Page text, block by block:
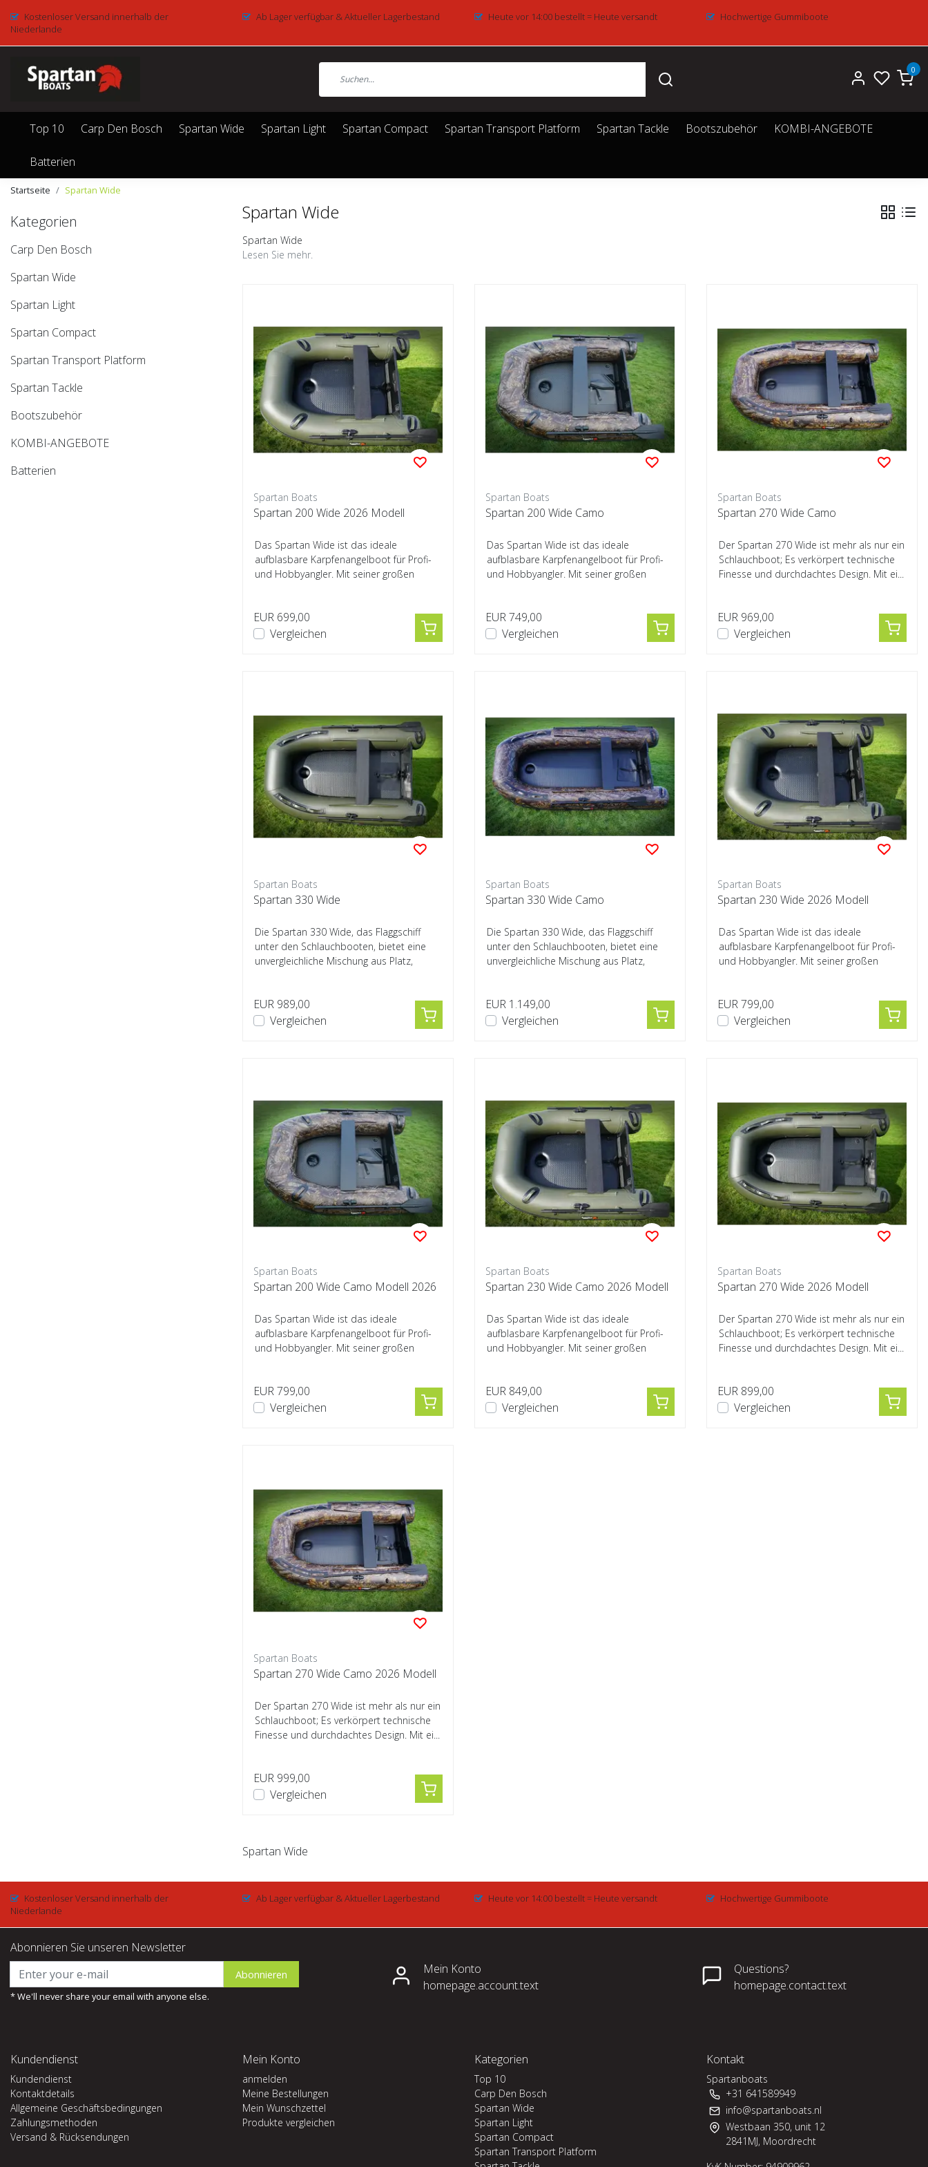
Kostenloser Versand innerhalb der
Niederlande
Ab Lager verfügbar & Aktueller Lagerbestand Heute vor 14:00 bestellt = Heute versandt Hochwertige Gummiboote
0
Top 10 Carp Den Bosch Spartan Wide Spartan Light Spartan Compact Spartan Transport Platform Spartan Tackle Bootszubehör KOMBI-ANGEBOTE
Batterien
Startseite Spartan Wide
Kategorien
Carp Den Bosch
Spartan Wide
Spartan Light
Spartan Compact
Spartan Transport Platform
Spartan Tackle
Bootszubehör
KOMBI-ANGEBOTE
Batterien
Spartan Wide
Spartan Wide
Lesen Sie mehr.
Spartan Boats
Spartan 200 Wide 2026 Modell
Das Spartan Wide ist das ideale
aufblasbare Karpfenangelboot für Profi-
und Hobbyangler. Mit seiner großen
EUR 699,00
Vergleichen
Spartan Boats
Spartan 200 Wide Camo
Das Spartan Wide ist das ideale
aufblasbare Karpfenangelboot für Profi-
und Hobbyangler. Mit seiner großen
EUR 749,00
Vergleichen
Spartan Boats
Spartan 270 Wide Camo
Der Spartan 270 Wide ist mehr als nur ein
Schlauchboot; Es verkörpert technische
Finesse und durchdachtes Design. Mit ei...
EUR 969,00
Vergleichen
Spartan Boats
Spartan 330 Wide
Die Spartan 330 Wide, das Flaggschiff
unter den Schlauchbooten, bietet eine
unvergleichliche Mischung aus Platz,
EUR 989,00
Vergleichen
Spartan Boats
Spartan 330 Wide Camo
Die Spartan 330 Wide, das Flaggschiff
unter den Schlauchbooten, bietet eine
unvergleichliche Mischung aus Platz,
EUR 1.149,00
Vergleichen
Spartan Boats
Spartan 230 Wide 2026 Modell
Das Spartan Wide ist das ideale
aufblasbare Karpfenangelboot für Profi-
und Hobbyangler. Mit seiner großen
EUR 799,00
Vergleichen
Spartan Boats
Spartan 200 Wide Camo Modell 2026
Das Spartan Wide ist das ideale
aufblasbare Karpfenangelboot für Profi-
und Hobbyangler. Mit seiner großen
EUR 799,00
Vergleichen
Spartan Boats
Spartan 230 Wide Camo 2026 Modell
Das Spartan Wide ist das ideale
aufblasbare Karpfenangelboot für Profi-
und Hobbyangler. Mit seiner großen
EUR 849,00
Vergleichen
Spartan Boats
Spartan 270 Wide 2026 Modell
Der Spartan 270 Wide ist mehr als nur ein
Schlauchboot; Es verkörpert technische
Finesse und durchdachtes Design. Mit ei...
EUR 899,00
Vergleichen
Spartan Boats
Spartan 270 Wide Camo 2026 Modell
Der Spartan 270 Wide ist mehr als nur ein
Schlauchboot; Es verkörpert technische
Finesse und durchdachtes Design. Mit ei...
EUR 999,00
Vergleichen
Spartan Wide
Kostenloser Versand innerhalb der
Niederlande
Ab Lager verfügbar & Aktueller Lagerbestand Heute vor 14:00 bestellt = Heute versandt Hochwertige Gummiboote
Abonnieren Sie unseren Newsletter
Abonnieren
* We'll never share your email with anyone else.
Mein Konto
homepage.account.text
Questions?
homepage.contact.text
Kundendienst
Kundendienst
Kontaktdetails
Allgemeine Geschäftsbedingungen
Zahlungsmethoden
Versand & Rücksendungen
Mein Konto
anmelden
Meine Bestellungen
Mein Wunschzettel
Produkte vergleichen
Kategorien
Top 10
Carp Den Bosch
Spartan Wide
Spartan Light
Spartan Compact
Spartan Transport Platform
Kontakt
Spartanboats
+31 641589949
info@spartanboats.nl
Westbaan 350, unit 12
2841MJ, Moordrecht